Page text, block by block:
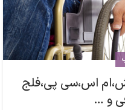
اس،سی پی،فلج
و …